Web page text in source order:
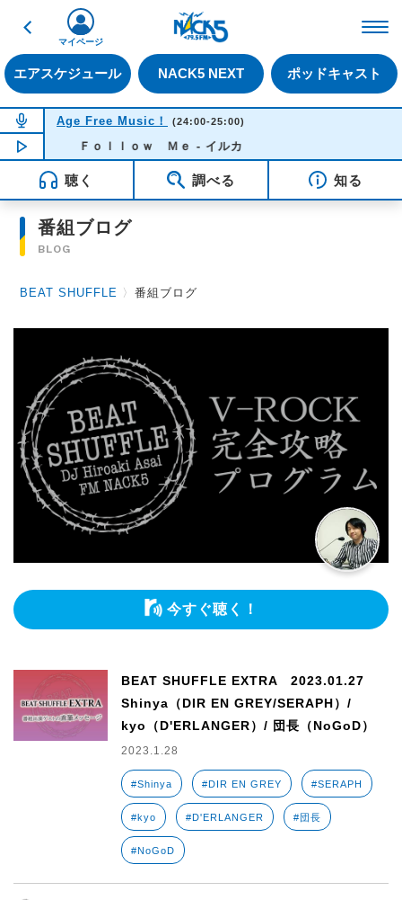
戻る
エアスケジュール NACK5 NEXT ポッドキャスト
マイページ
NOW ON AIR
Age Free Music！ (24:00-25:00)
NOW PLAYING00:42
Ｆｏｌｌｏｗ Ｍｅ - イルカ
聴く 調べる 知る
番組ブログ
BLOG
BEAT SHUFFLE 〉番組ブログ
今すぐ聴く！
BEAT SHUFFLE EXTRA 2023.01.27
Shinya（DIR EN GREY/SERAPH）/
kyo（D'ERLANGER）/ 団長（NoGoD）
2023.1.28
#Shinya #DIR EN GREY #SERAPH
#kyo #D'ERLANGER #団長
#NoGoD